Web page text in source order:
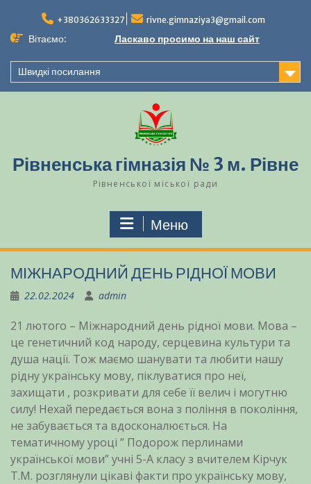
вмісту
+380362633327 rivne.gimnaziya3@gmail.com
Вітаємо: Ласкаво просимо на наш сайт
Швидкі посилання
Рівненська гімназія № 3 м. Рівне
Рівненської міської ради
Меню
МІЖНАРОДНИЙ ДЕНЬ РІДНОЇ МОВИ
22.02.2024 admin
21 лютого – Міжнародний день рідної мови. Мова –
це генетичний код народу, серцевина культури та
душа нації. Тож маємо шанувати та любити нашу
рідну українську мову, піклуватися про неї,
захищати , розкривати для себе її велич і могутню
силу! Нехай передається вона з поління в покоління,
не забувається та вдосконалюється. На
тематичному уроці ” Подорож перлинами
української мови” учні 5-А класу з вчителем Кірчук
Т.М. розглянули цікаві факти про українську мову,